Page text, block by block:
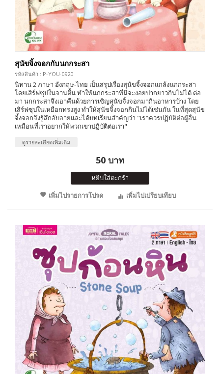
สุนัขจิ้งจอกกับนกกระสา
รหัสสินค้า : P-YOU-0920
นิทาน 2 ภาษา อังกฤษ-ไทย เป็นสรุปเรื่องสุนัขจิ้งจอกแกล้งนกกระสา
โดยเสิร์ฟซุปในจานตื้น ทำให้นกกระสาที่มีจะงอยปากยาวกินไม่ได้ ต่อ
มา นกกระสาจึงเอาคืนด้วยการเชิญสุนัขจิ้งจอกมากินอาหารบ้าง โดย
เสิร์ฟซุปในเหยือกทรงสูง ทำให้สุนัขจิ้งจอกกินไม่ได้เช่นกัน ในที่สุดสุนัข
จิ้งจอกจึงรู้สึกอับอายและได้บทเรียนสำคัญว่า "เราควรปฏิบัติต่อผู้อื่น
เหมือนที่เราอยากให้พวกเขาปฏิบัติต่อเรา"
ดูรายละเอียดเพิ่มเติม
50 บาท
หยิบใส่ตะกร้า
เพิ่มไปรายการโปรด
เพิ่มไปเปรียบเทียบ